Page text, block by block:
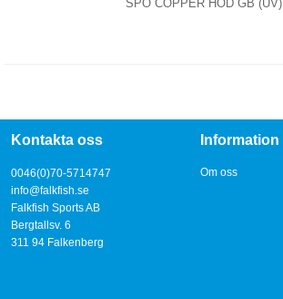
SPÖ COPPER HOD GB (UV)
Kontakta oss
0046(0)70-5714747
info@falkfish.se
Falkfish Sports AB
Bergtallsv. 6
311 94 Falkenberg
Information
Om oss